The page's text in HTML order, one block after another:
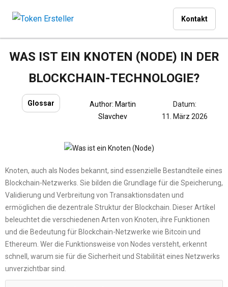
Kontakt
WAS IST EIN KNOTEN (NODE) IN DER
BLOCKCHAIN-TECHNOLOGIE?
Glossar Author: Martin
Slavchev
Datum:
11. März 2026
Knoten, auch als Nodes bekannt, sind essenzielle Bestandteile eines
Blockchain-Netzwerks. Sie bilden die Grundlage für die Speicherung,
Validierung und Verbreitung von Transaktionsdaten und
ermöglichen die dezentrale Struktur der Blockchain. Dieser Artikel
beleuchtet die verschiedenen Arten von Knoten, ihre Funktionen
und die Bedeutung für Blockchain-Netzwerke wie Bitcoin und
Ethereum. Wer die Funktionsweise von Nodes versteht, erkennt
schnell, warum sie für die Sicherheit und Stabilität eines Netzwerks
unverzichtbar sind.